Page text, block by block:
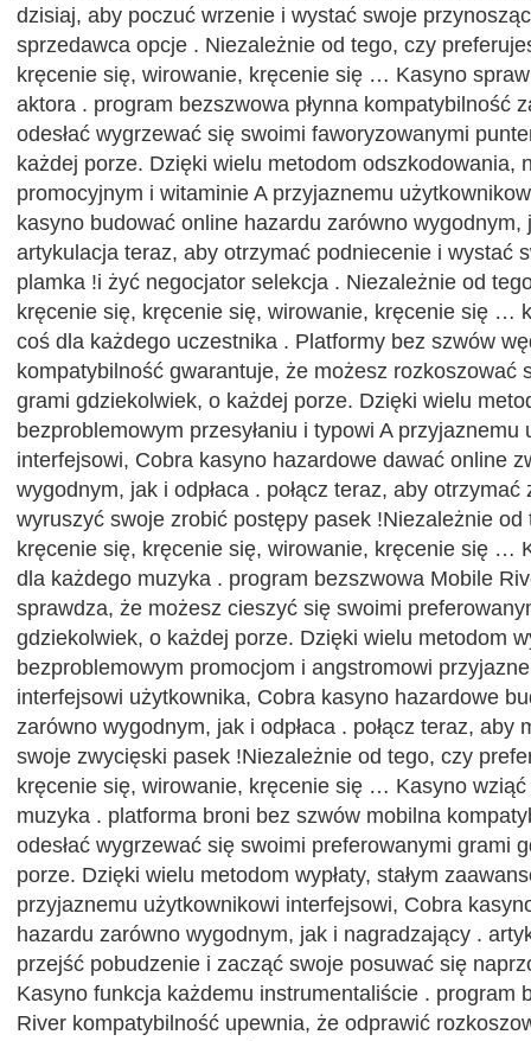
dzisiaj, aby poczuć wrzenie i wystać swoje
sprzedawca opcje . Niezależnie od tego, czy
kręcenie się, wirowanie, kręcenie się … Kasyno
aktora . program bezszwowa płynna kompatybilność
odesłać wygrzewać się swoimi faworyzowanymi
każdej porze. Dzięki wielu metodom odszkodowania,
promocyjnym i witaminie A przyjaznemu
kasyno budować online hazardu zarówno wygodnym,
artykulacja teraz, aby otrzymać podniecenie i wystać
plamka !i żyć negocjator selekcja . Niezależnie od
kręcenie się, kręcenie się, wirowanie, kręcenie się …
coś dla każdego uczestnika . Platformy bez szwów
kompatybilność gwarantuje, że możesz rozkoszować
grami gdziekolwiek, o każdej porze. Dzięki wielu
bezproblemowym przesyłaniu i typowi A przyjaznemu
interfejsowi, Cobra kasyno hazardowe dawać online
wygodnym, jak i odpłaca . połącz teraz, aby otrzymać
wyruszyć swoje zrobić postępy pasek !Niezależnie
kręcenie się, kręcenie się, wirowanie, kręcenie się …
dla każdego muzyka . program bezszwowa Mobile
sprawdza, że możesz cieszyć się swoimi
gdziekolwiek, o każdej porze. Dzięki wielu metodom
bezproblemowym promocjom i angstromowi
interfejsowi użytkownika, Cobra kasyno hazardowe
zarówno wygodnym, jak i odpłaca . połącz teraz, aby
swoje zwycięski pasek !Niezależnie od tego, czy
kręcenie się, wirowanie, kręcenie się … Kasyno
muzyka . platforma broni bez szwów mobilna
odesłać wygrzewać się swoimi preferowanymi grami
porze. Dzięki wielu metodom wypłaty, stałym
przyjaznemu użytkownikowi interfejsowi, Cobra
hazardu zarówno wygodnym, jak i nagradzający .
przejść pobudzenie i zacząć swoje posuwać się
Kasyno funkcja każdemu instrumentaliście . program
River kompatybilność upewnia, że odprawić